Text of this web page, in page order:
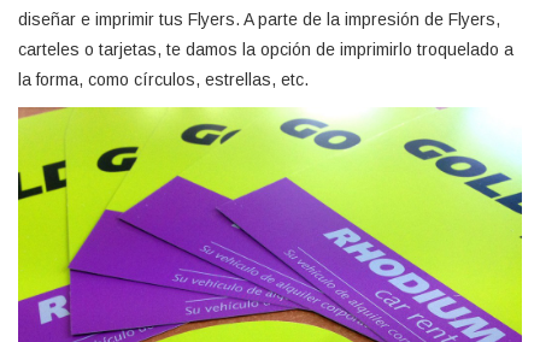
diseñar e imprimir tus Flyers. A parte de la impresión de Flyers,
carteles o tarjetas, te damos la opción de imprimirlo troquelado a
la forma, como círculos, estrellas, etc.